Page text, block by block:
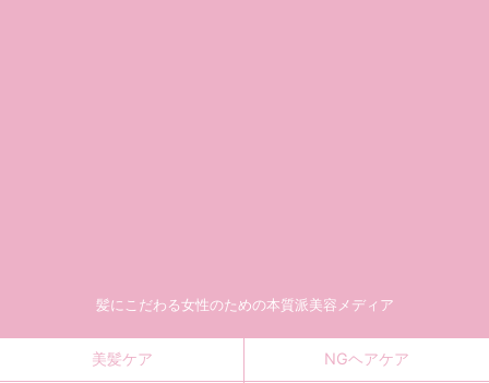
髪にこだわる女性のための本質派美容メディア
美髪ケア NGヘアケア